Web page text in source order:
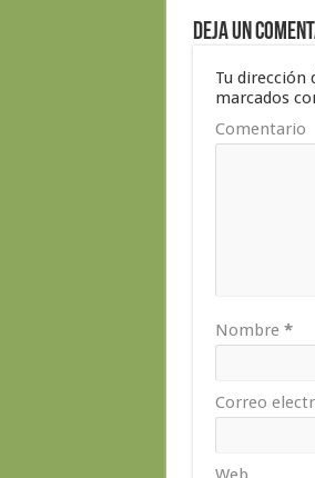
Deja un
Tu dirección
marcados
Comentario
Nombre *
Correo